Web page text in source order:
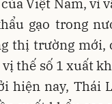
Việt Nam, vì
gạo trong
thị trường mới,
thế số 1 xuất
hiện nay, Thái